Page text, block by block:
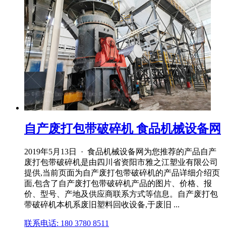
自产废打包带破碎机 食品机械设备网
2019年5月13日 · 食品机械设备网为您推荐的产品自产
废打包带破碎机是由四川省资阳市雅之江塑业有限公司
提供,当前页面为自产废打包带破碎机的产品详细介绍页
面,包含了自产废打包带破碎机产品的图片、价格、报
价、型号、产地及供应商联系方式等信息。自产废打包
带破碎机本机系废旧塑料回收设备,于废旧 ...
联系电话: 180 3780 8511